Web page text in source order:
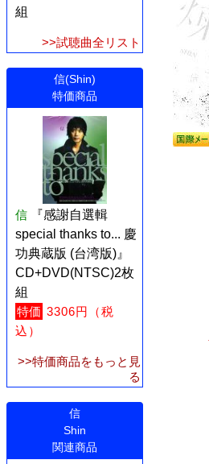
組
>>試聴曲全リスト
信(Shin)
特価商品
信
『感謝自選輯
special thanks to... 慶
功典蔵版 (台湾版)』
CD+DVD(NTSC)2枚
組
特価 3306円（税
込）
>>特価商品をもっと見
る
信
Shin
関連商品